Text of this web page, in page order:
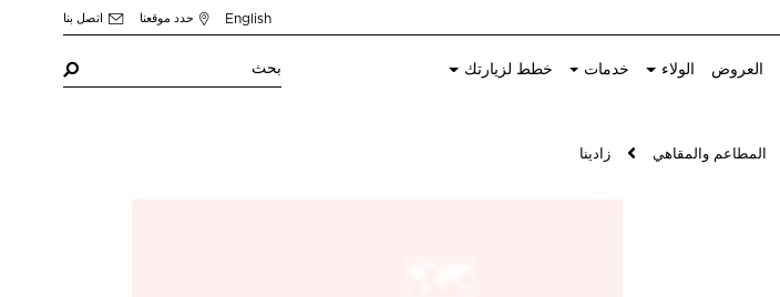
English حدد موقعنا اتصل بنا
العروض الولاء خدمات خطط لزيارتك
المطاعم والمقاهي زادينا